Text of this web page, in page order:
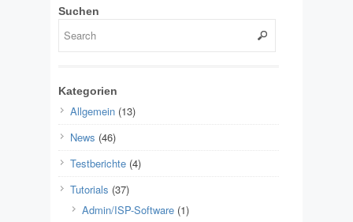
Suchen
Kategorien
Allgemein (13)
News (46)
Testberichte (4)
Tutorials (37)
Admin/ISP-Software (1)